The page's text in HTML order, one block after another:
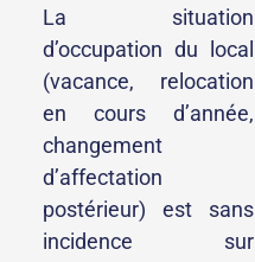
La situation
d’occupation du local
(vacance, relocation
en cours d’année,
changement
d’affectation
postérieur) est sans
incidence sur